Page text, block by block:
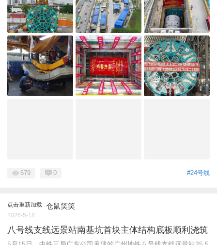
#24号线
679 0
点击重新加载 仓鼠笑笑
2026-5-18
八号线支线远景站南基坑首块主体结构底板顺利浇筑